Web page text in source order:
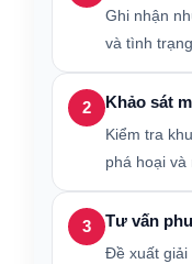
Ghi nhận
và tình
2 Khảo sát
Kiểm tra
phá hoại và
3 Tư vấn
Đề xuất giải